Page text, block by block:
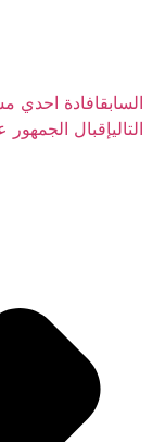
السابقافادة احدي
التاليإقبال الجمهور